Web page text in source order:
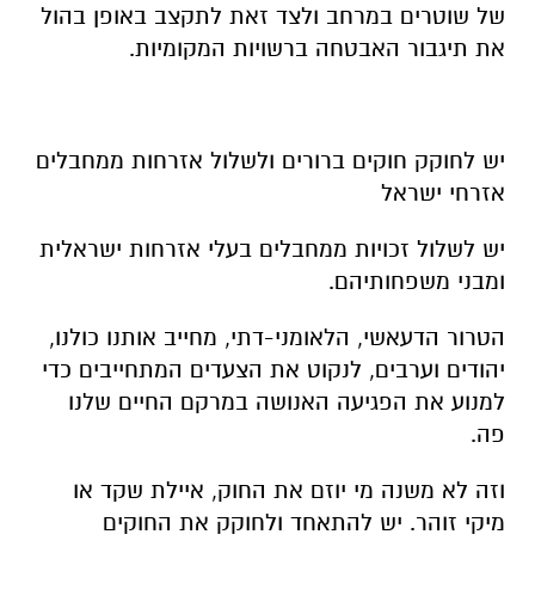
של שוטרים במרחב ולצד זאת לתקצב באופן בהול
את תיגבור האבטחה ברשויות המקומיות.
יש לחוקק חוקים ברורים ולשלול אזרחות ממחבלים
אזרחי ישראל
יש לשלול זכויות ממחבלים בעלי אזרחות ישראלית
ומבני משפחותיהם.
הטרור הדעאשי, הלאומני-דתי, מחייב אותנו כולנו,
יהודים וערבים, לנקוט את הצעדים המתחייבים כדי
למנוע את הפגיעה האנושה במרקם החיים שלנו
פה.
וזה לא משנה מי יוזם את החוק, איילת שקד או
מיקי זוהר. יש להתאחד ולחוקק את החוקים